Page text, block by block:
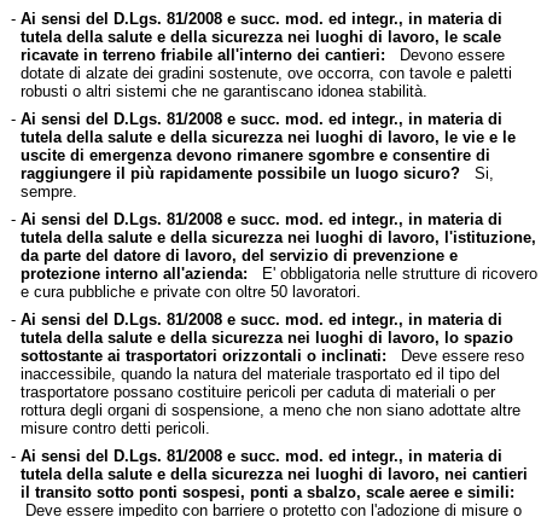
- Ai sensi del D.Lgs. 81/2008 e succ. mod. ed integr., in materia di
tutela della salute e della sicurezza nei luoghi di lavoro, le scale
ricavate in terreno friabile all'interno dei cantieri: Devono essere
dotate di alzate dei gradini sostenute, ove occorra, con tavole e paletti
robusti o altri sistemi che ne garantiscano idonea stabilità.
- Ai sensi del D.Lgs. 81/2008 e succ. mod. ed integr., in materia di
tutela della salute e della sicurezza nei luoghi di lavoro, le vie e le
uscite di emergenza devono rimanere sgombre e consentire di
raggiungere il più rapidamente possibile un luogo sicuro?Si,
sempre.
- Ai sensi del D.Lgs. 81/2008 e succ. mod. ed integr., in materia di
tutela della salute e della sicurezza nei luoghi di lavoro, l'istituzione,
da parte del datore di lavoro, del servizio di prevenzione e
protezione interno all'azienda: E' obbligatoria nelle strutture di ricovero
e cura pubbliche e private con oltre 50 lavoratori.
- Ai sensi del D.Lgs. 81/2008 e succ. mod. ed integr., in materia di
tutela della salute e della sicurezza nei luoghi di lavoro, lo spazio
sottostante ai trasportatori orizzontali o inclinati: Deve essere reso
inaccessibile, quando la natura del materiale trasportato ed il tipo del
trasportatore possano costituire pericoli per caduta di materiali o per
rottura degli organi di sospensione, a meno che non siano adottate altre
misure contro detti pericoli.
- Ai sensi del D.Lgs. 81/2008 e succ. mod. ed integr., in materia di
tutela della salute e della sicurezza nei luoghi di lavoro, nei cantieri
il transito sotto ponti sospesi, ponti a sbalzo, scale aeree e simili:
Deve essere impedito con barriere o protetto con l'adozione di misure o